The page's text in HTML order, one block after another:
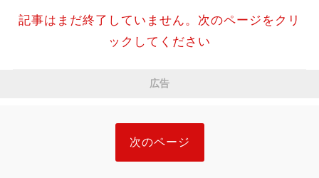
記事はまだ終了していません。次のページをクリ
ックしてください
広告
次のページ